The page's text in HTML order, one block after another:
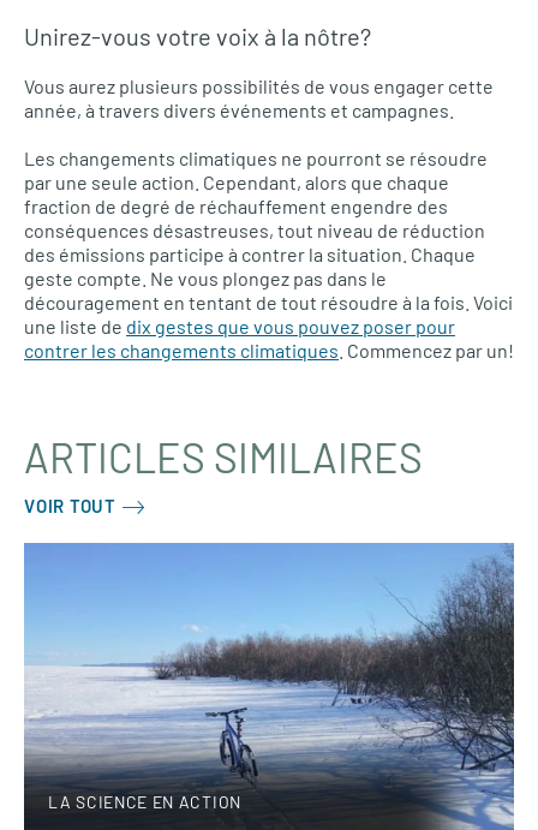
Unirez-vous votre voix à la nôtre?
Vous aurez plusieurs possibilités de vous engager cette
année, à travers divers événements et campagnes.
Les changements climatiques ne pourront se résoudre
par une seule action. Cependant, alors que chaque
fraction de degré de réchauffement engendre des
conséquences désastreuses, tout niveau de réduction
des émissions participe à contrer la situation. Chaque
geste compte. Ne vous plongez pas dans le
découragement en tentant de tout résoudre à la fois. Voici
une liste de dix gestes que vous pouvez poser pour
contrer les changements climatiques . Commencez par un!
ARTICLES SIMILAIRES
VOIR TOUT
LA SCIENCE EN ACTION